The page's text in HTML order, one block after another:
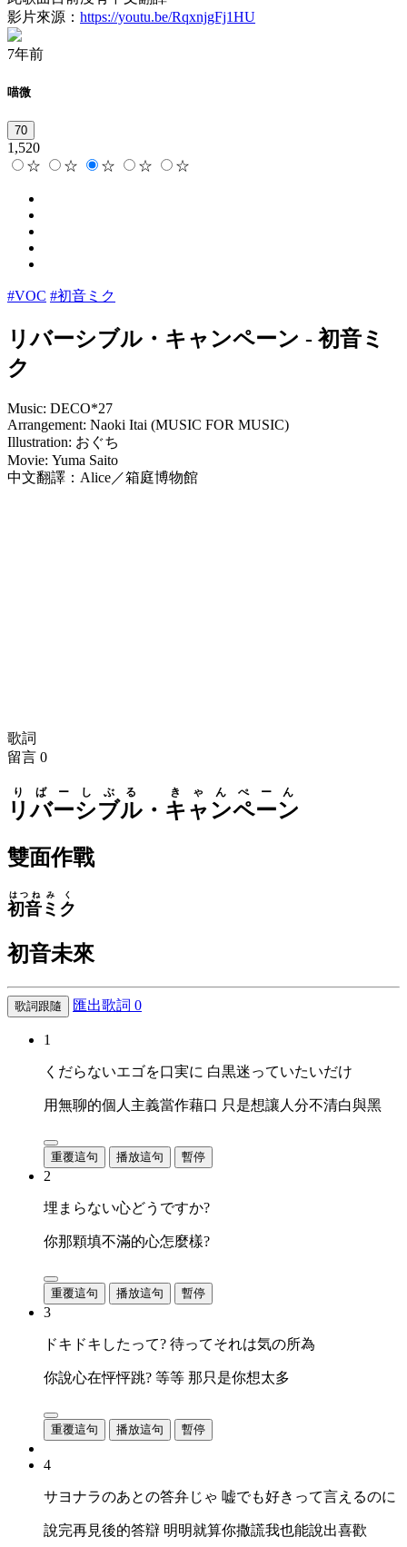
影片來源： https://youtu.be/RqxnjgFj1HU
7年前
喵微
70
1,520
☆
☆ ☆ ☆ ☆
#VOC #初音ミク
リバーシブル・キャンペーン - 初音ミ
ク
Music: DECO*27
Arrangement: Naoki Itai (MUSIC FOR MUSIC)
Illustration: おぐち
Movie: Yuma Saito
中文翻譯：Alice／箱庭博物館
歌詞
留言 0
リバーシブル
りばーしぶる
・ キャンペーン
きゃんぺーん
雙面作戰
初音
はつね
ミク
みく
初音未來
歌詞跟隨 匯出歌詞 0
1
くだらないエゴを口実に 白黒迷っていたいだけ
用無聊的個人主義當作藉口 只是想讓人分不清白與黑
重覆這句 播放這句 暫停
2
埋まらない心どうですか?
你那顆填不滿的心怎麼樣?
重覆這句 播放這句 暫停
3
ドキドキしたって? 待ってそれは気の所為
你說心在怦怦跳? 等等 那只是你想太多
重覆這句 播放這句 暫停
4
サヨナラのあとの答弁じゃ 嘘でも好きって言えるのに
說完再見後的答辯 明明就算你撒謊我也能說出喜歡